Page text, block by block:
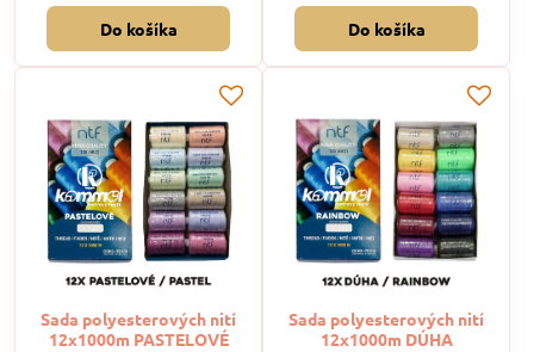
Do košíka Do košíka
Sada polyesterových nití
12x1000m PASTELOVÉ
Sada polyesterových nití
12x1000m DÚHA